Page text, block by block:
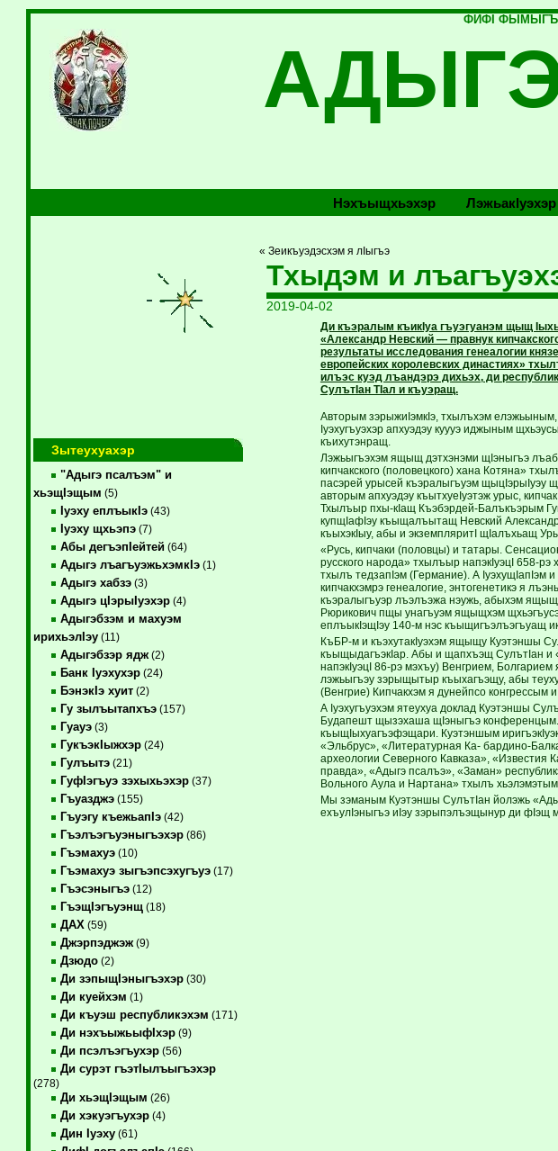
ФИФI
Нэхъыщхьэхэр Лэжьакlуэхэр
Зытеухуахэр
"Адыгэ псалъэм" и
хьэщIэщым (5)
Iуэху еплъыкIэ(43)
Iуэху щхьэпэ(7)
Абы дегъэпIейтей(64)
Адыгэ лъагъуэжьхэмкIэ(1)
Адыгэ хабзэ(3)
Адыгэ цIэрыIуэхэр(4)
Адыгэбзэм и махуэм
ирихьэлIэу(11)
Адыгэбзэр ядж(2)
Банк Iуэхухэр(24)
БэнэкIэ хуит(2)
Гу зылъытапхъэ(157)
Гуауэ(3)
ГукъэкIыжхэр(24)
Гулъытэ(21)
ГуфIэгъуэ зэхыхьэхэр(37)
Гъуазджэ(155)
Гъуэгу къежьапIэ(42)
Гъэлъэгъуэныгъэхэр(86)
Гъэмахуэ(10)
Гъэмахуэ зыгъэпсэхугъуэ(17)
Гъэсэныгъэ(12)
ГъэщIэгъуэнщ(18)
ДАХ (59)
Джэрпэджэж(9)
Дзюдо(2)
Ди зэпыщIэныгъэхэр(30)
Ди куейхэм (1)
Ди къуэш республикэхэм (171)
Ди нэхъыжьыфIхэр(9)
Ди псэлъэгъухэр(56)
Ди сурэт гъэтIылъыгъэхэр
(278)
Ди хьэщIэщым (26)
Ди хэкуэгъухэр(4)
Дин Iуэху(61)
« Зеикъуэдэсхэм я лIыгъэ
Тхыдэм и
2019-04-02
Ди къэралым къикIуа гъуэгуанэм щыщ
«Александр Невский — правнук
результаты исследования генеалогии
европейских королевских династиях»
илъэс куэд лъандэрэ дихьэх, ди
СулътIан ТIал и къуэращ.
Авторым зэрыжиIэмкIэ, тхылъхэм
Iуэхугъуэхэр апхуэдэу куууэ иджыным
къихутэнращ.
Лэжьыгъэхэм ящыщ дэтхэнэми щIэныгъэ
кипчакского (половецкого) хана Котяна»
пасэрей урысей къэралыгъуэм щыцIэрыIуэу
авторым апхуэдэу къытхуеIуэтэж урыс,
Тхылъыр пхы-кIащ Къэбэрдей-Балъкъэрым
купщIафIэу къыщалъытащ Невский
къыхэкIыу, абы и экземпляритI щIалъхьащ
«Русь, кипчаки (половцы) и татары.
русского народа» тхылъыр напэкIуэцI 658-
тхылъ тедзапIэм (Германие). А IуэхущIапIэм
кипчакхэмрэ генеалогие, энтогенетикэ я
къэралыгъуэр лъэлъэжа нэужь, абыхэм
Рюрикович пщы унагъуэм ящыщхэм
еплъыкIэщIэу 140-м нэс къыщигъэлъэгъуащ
КъБР-м и къэхутакIуэхэм ящыщу Куэтэншы
къыщыдагъэкIар. Абы и щапхъэщ СулътIан и
напэкIуэцI 86-рэ мэхъу) Венгрием,
лэжьыгъэу зэрыщытыр къыхагъэщу, абы
(Венгрие) Кипчакхэм я дунейпсо конгрессым
А Iуэхугъуэхэм ятеухуа доклад Куэтэншы
Будапешт щызэхаша щIэныгъэ
къыщIыхуагъэфэщари. Куэтэншым
«Эльбрус», «Литературная Ка- бардино-
археологии Северного Кавказа», «Известия
правда», «Адыгэ псалъэ», «Заман»
Вольного Аула и Нартана» тхылъ хьэлэмэтым.
Мы зэманым Куэтэншы СулътIан йолэжь
ехъулIэныгъэ иIэу зэрыпэлъэщынур ди фIэщ